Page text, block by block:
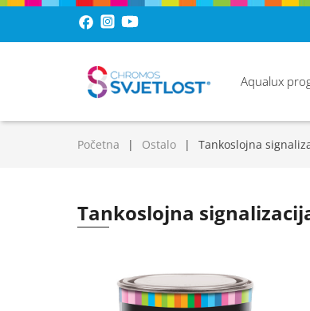
Aqualux
Početna Ostalo Tankoslojna
Tankoslojna